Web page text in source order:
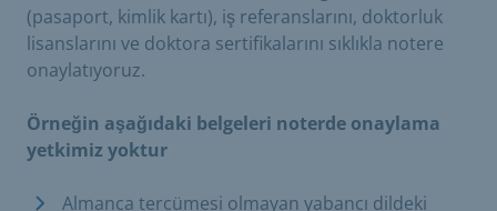
(pasaport, kimlik kartı), iş referanslarını, doktorluk
lisanslarını ve doktora sertifikalarını sıklıkla notere
onaylatıyoruz.
Örneğin aşağıdaki belgeleri noterde onaylama
yetkimiz yoktur
Almanca tercümesi olmayan yabancı dildeki